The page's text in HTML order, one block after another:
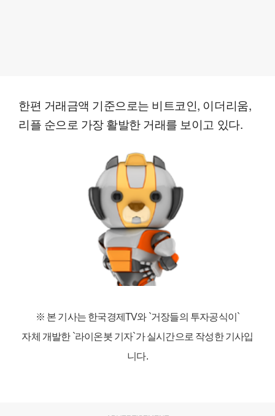
한편 거래금액 기준으로는 비트코인, 이더리움,
리플 순으로 가장 활발한 거래를 보이고 있다.
※ 본 기사는 한국경제TV와 `거장들의 투자공식이`
자체 개발한 `라이온봇 기자`가 실시간으로 작성한 기사입
니다.